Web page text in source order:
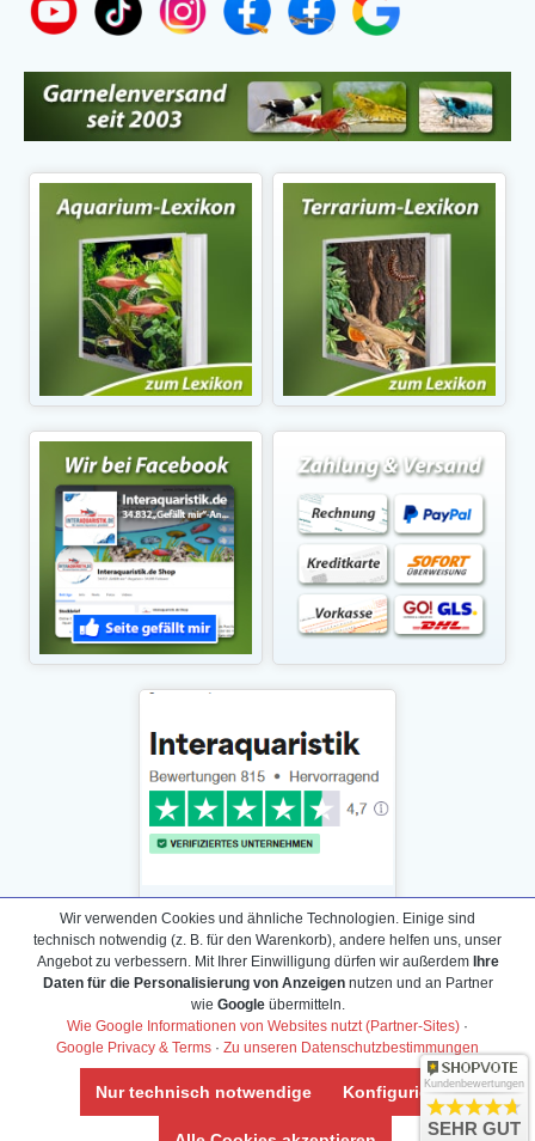
Daten­schutz­erklärung
Widerrufs­recht /Widerrufs­formular
AGB & Info
Impressum
Umwelt und Entsorgung
Wir verwenden Cookies und ähnliche Technologien. Einige sind
technisch notwendig (z. B. für den Warenkorb), andere helfen uns, unser
Angebot zu verbessern. Mit Ihrer Einwilligung dürfen wir außerdem Ihre
Daten für die Personalisierung von Anzeigennutzen und an Partner
wie Googleübermitteln.
Wie Google Informationen von Websites nutzt (Partner-Sites) ·
Google Privacy & Terms · Zu unseren Datenschutzbestimmungen
Nur technisch notwendige KonfigurierenKundenbewertungen
SEHR GUT